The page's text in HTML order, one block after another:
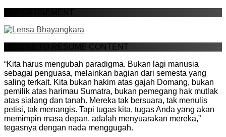
ADVERTISEMENT
SCROLL TO RESUME CONTENT
“Kita harus mengubah paradigma. Bukan lagi manusia
sebagai penguasa, melainkan bagian dari semesta yang
saling terkait. Kita bukan hakim atas gajah Domang, bukan
pemilik atas harimau Sumatra, bukan pemegang hak mutlak
atas sialang dan tanah. Mereka tak bersuara, tak menulis
petisi, tak menangis. Tapi tugas kita, tugas Anda yang akan
memimpin masa depan, adalah menyuarakan mereka,”
tegasnya dengan nada menggugah.